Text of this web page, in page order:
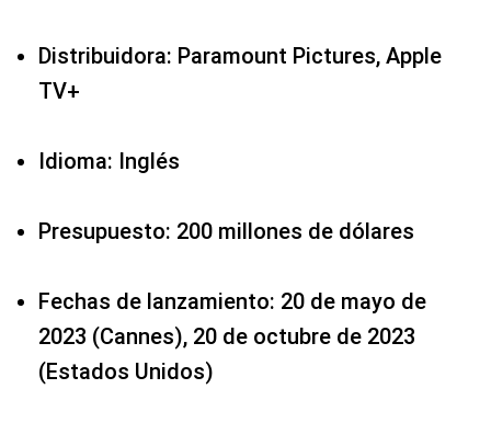
Distribuidora: Paramount Pictures, Apple
TV+
Idioma: Inglés
Presupuesto: 200 millones de dólares
Fechas de lanzamiento: 20 de mayo de
2023 (Cannes), 20 de octubre de 2023
(Estados Unidos)